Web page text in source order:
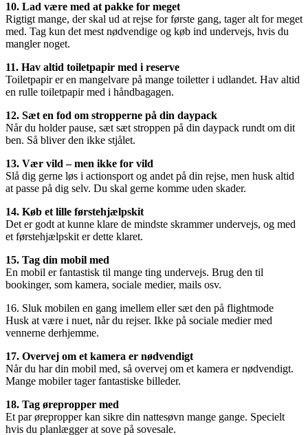
10. Lad være med at pakke for meget
Rigtigt mange, der skal ud at rejse for første gang, tager alt for meget
med. Tag kun det mest nødvendige og køb ind undervejs, hvis du
mangler noget.
11. Hav altid toiletpapir med i reserve
Toiletpapir er en mangelvare på mange toiletter i udlandet. Hav altid
en rulle toiletpapir med i håndbagagen.
12. Sæt en fod om stropperne på din daypack
Når du holder pause, sæt sæt stroppen på din daypack rundt om dit
ben. Så bliver den ikke stjålet.
13. Vær vild – men ikke for vild
Slå dig gerne løs i actionsport og andet på din rejse, men husk altid
at passe på dig selv. Du skal gerne komme uden skader.
14. Køb et lille førstehjælpskit
Det er godt at kunne klare de mindste skrammer undervejs, og med
et førstehjælpskit er dette klaret.
15. Tag din mobil med
En mobil er fantastisk til mange ting undervejs. Brug den til
bookinger, som kamera, sociale medier, mails osv.
16. Sluk mobilen en gang imellem eller sæt den på flightmode
Husk at være i nuet, når du rejser. Ikke på sociale medier med
vennerne derhjemme.
17. Overvej om et kamera er nødvendigt
Når du har din mobil med, så overvej om et kamera er nødvendigt.
Mange mobiler tager fantastiske billeder.
18. Tag ørepropper med
Et par ørepropper kan sikre din nattesøvn mange gange. Specielt
hvis du planlægger at sove på sovesale.